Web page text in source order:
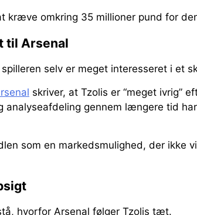
kræve omkring 35 millioner pund for
til Arsenal
selv er meget interesseret i et
skriver, at Tzolis er “meget ivrig”
analyseafdeling gennem længere tid
som en markedsmulighed, der ikke
hvorfor Arsenal følger Tzolis tæt.